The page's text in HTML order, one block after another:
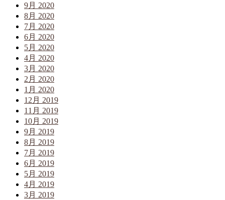
9月 2020
8月 2020
7月 2020
6月 2020
5月 2020
4月 2020
3月 2020
2月 2020
1月 2020
12月 2019
11月 2019
10月 2019
9月 2019
8月 2019
7月 2019
6月 2019
5月 2019
4月 2019
3月 2019